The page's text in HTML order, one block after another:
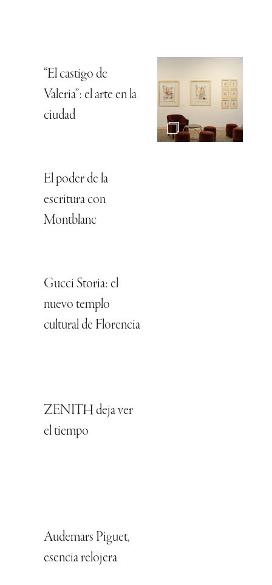
“El castigo de
Valeria”: el arte en la
ciudad
El poder de la
escritura con
Montblanc
Gucci Storia: el
nuevo templo
cultural de Florencia
ZENITH deja ver
el tiempo
Audemars Piguet,
esencia relojera